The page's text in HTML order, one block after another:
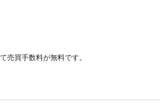
売買手数料が無料です。